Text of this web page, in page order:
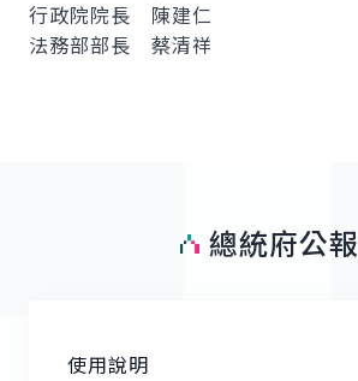
行政院院長 陳建仁
法務部部長 蔡清祥
總統府公報
使用說明